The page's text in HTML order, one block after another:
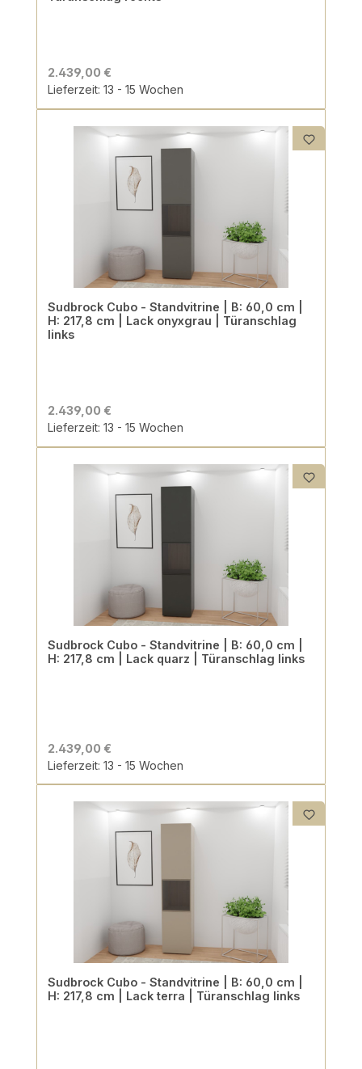
2.439,00 €
Lieferzeit: 13 - 15 Wochen
Sudbrock Cubo - Standvitrine | B: 60,0 cm |
H: 217,8 cm | Lack onyxgrau | Türanschlag
links
2.439,00 €
Lieferzeit: 13 - 15 Wochen
Sudbrock Cubo - Standvitrine | B: 60,0 cm |
H: 217,8 cm | Lack quarz | Türanschlag links
2.439,00 €
Lieferzeit: 13 - 15 Wochen
Sudbrock Cubo - Standvitrine | B: 60,0 cm |
H: 217,8 cm | Lack terra | Türanschlag links